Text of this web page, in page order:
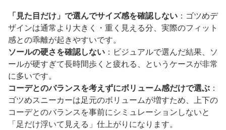
「見た目だけ」で選んでサイズ感を確認しない ：ゴツめデ
ザインは通常より大きく・重く見える分、実際のフィット
感との乖離が起きやすいです。
ソールの硬さを確認しない ：ビジュアルで選んだ結果、ソ
ールが硬すぎて長時間歩くと疲れる、というケースが非常
に多いです。
コーデとのバランスを考えずにボリューム感だけで選ぶ ：
ゴツめスニーカーは足元のボリュームが増すため、上下の
コーデとのバランスを事前にシミュレーションしないと
「足だけ浮いて見える」仕上がりになります。